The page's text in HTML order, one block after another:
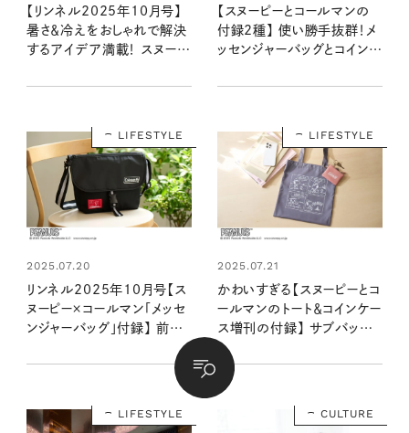
【リンネル2025年10月号】
暑さ＆冷えをおしゃれで解決
するアイデア満載！ スヌーピ
集を最速レポート＜8月20日
【スヌーピーとコールマンの
付録2種】 使い勝手抜群！メ
ッセンジャーバッグとコインケ
発売リンネル2025年10月
LIFESTYLE
2025.07.20
リンネル2025年10月号【ス
ヌーピー×コールマン「メッセ
ンジャーバッグ」付録】 前面
背面に大きなポケット付きで
おでかけに便利すぎる！：
8/20発売リンネル2025年
LIFESTYLE
2025.07.21
かわいすぎる【スヌーピーとコ
ールマンのトート＆コインケー
ス増刊の付録】 サブバッグ
やお出かけに使いやすいA4
サイズが便利：8/20発売リ
ンネル2025年10月号増刊
LIFESTYLE CULTURE